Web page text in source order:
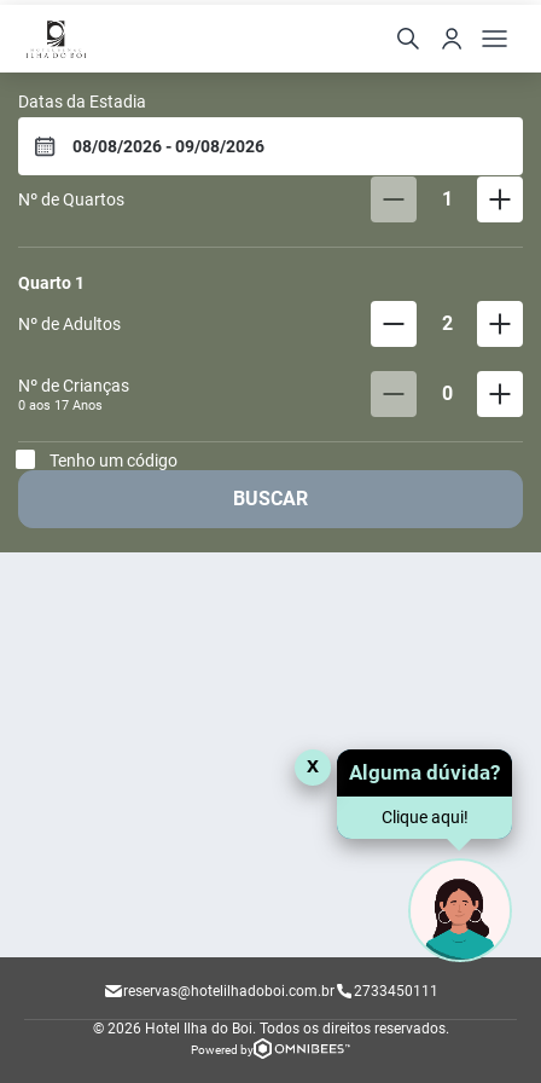
Hotel Ilha do Boi
Datas da Estadia
Nº de Quartos 1
Quarto 1
Nº de Adultos 2
Nº de Crianças
0 aos 17 Anos 0
Tenho um código
BUSCAR
reservas@hotelilhadoboi.com.br 2733450111
© 2026 Hotel Ilha do Boi. Todos os direitos reservados.
Powered by
Alguma dúvida?
Clique aqui!
x